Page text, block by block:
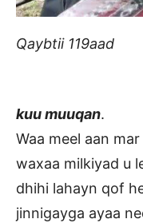
Qaybtii 119aad
kuu muuqan.
Waa meel aan
waxaa milkiyad u
dhihi lahayn qof
jinnigayga ayaa